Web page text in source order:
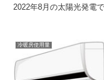
2022年8月の太陽光発電で
冷暖房使用量